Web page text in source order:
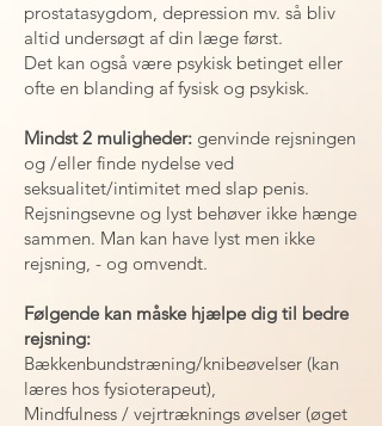
prostatasygdom, depression mv. så bliv
altid undersøgt af din læge først.
Det kan også være psykisk betinget eller
ofte en blanding af fysisk og psykisk.
Mindst 2 muligheder: genvinde rejsningen
og /eller finde nydelse ved
seksualitet/intimitet med slap penis.
Rejsningsevne og lyst behøver ikke hænge
sammen. Man kan have lyst men ikke
rejsning, - og omvendt.
Følgende kan måske hjælpe dig til bedre
rejsning:
Bækkenbundstræning/knibeøvelser (kan
læres hos fysioterapeut),
Mindfulness / vejrtræknings øvelser (øget